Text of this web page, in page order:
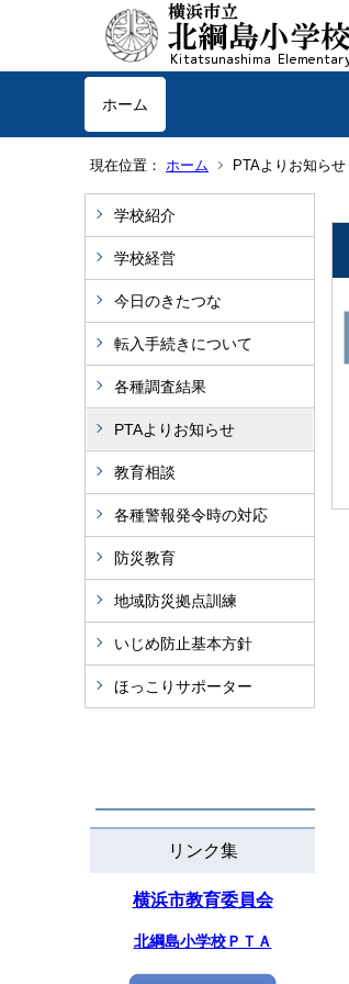
ホーム
現在位置： ホーム PTAよりお知らせ
学校紹介
学校経営
今日のきたつな
転入手続きについて
各種調査結果
PTAよりお知らせ
教育相談
各種警報発令時の対応
防災教育
地域防災拠点訓練
いじめ防止基本方針
ほっこりサポーター
リンク集
横浜市教育委員会
北綱島小学校ＰＴＡ